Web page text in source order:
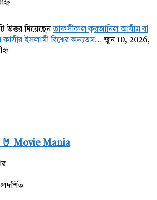
উত্তর দিয়েছেনতাফসীরুল কুরআনিল আযীম বা
কাসীর ইসলামী বিশ্বের অন্যতম… জুন 10, 2026,
🤘 Movie Mania